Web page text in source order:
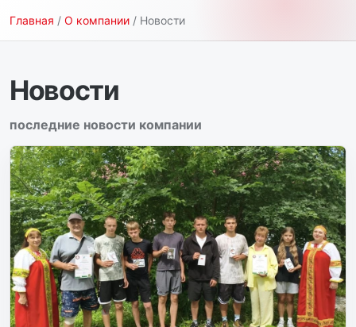
Главная / О компании / Новости
Новости
последние новости компании